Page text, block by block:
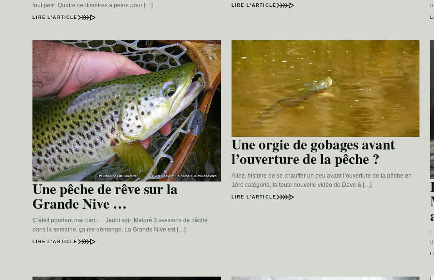
tout petit. Quatre centimètres à peine pour […]
LIRE L’ARTICLE
LIRE L’ARTICLE
Une pêche de rêve sur la
Grande Nive …
C’était pourtant mal parti … Jeudi soir. Malgré 3 sessions de pêche
dans la semaine, ça me démange. La Grande Nive est […]
LIRE L’ARTICLE
Une orgie de gobages avant
l’ouverture de la pêche ?
Allez, histoire de se chauffer un peu avant l’ouverture de la pêche en
1ère catégorie, la toute nouvelle vidéo de Dave & […]
LIRE L’ARTICLE